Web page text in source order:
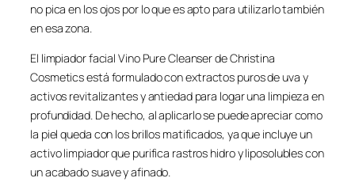
no pica en los ojos por lo que es apto para utilizarlo también
en esa zona.
El limpiador facial Vino Pure Cleanser de Christina
Cosmetics está formulado con extractos puros de uva y
activos revitalizantes y antiedad para logar una limpieza en
profundidad. De hecho, al aplicarlo se puede apreciar como
la piel queda con los brillos matificados, ya que incluye un
activo limpiador que purifica rastros hidro y liposolubles con
un acabado suave y afinado.